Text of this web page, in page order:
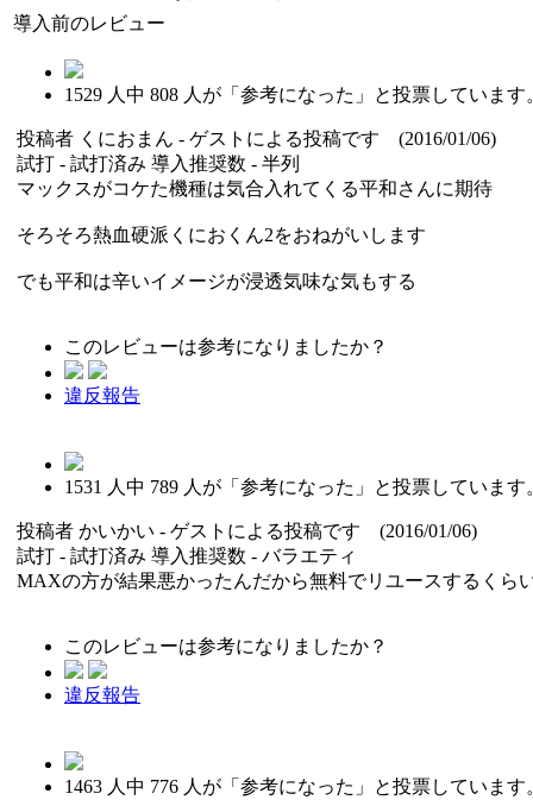
導入前のレビュー
1529 人中 808 人が「参考になった」と投票しています
投稿者 くにおまん - ゲストによる投稿です (2016/01/06)
試打 - 試打済み 導入推奨数 - 半列
マックスがコケた機種は気合入れてくる平和さんに期待
そろそろ熱血硬派くにおくん2をおねがいします
でも平和は辛いイメージが浸透気味な気もする
このレビューは参考になりましたか？
違反報告
1531 人中 789 人が「参考になった」と投票しています
投稿者 かいかい - ゲストによる投稿です (2016/01/06)
試打 - 試打済み 導入推奨数 - バラエティ
MAXの方が結果悪かったんだから無料でリユースするくら
このレビューは参考になりましたか？
違反報告
1463 人中 776 人が「参考になった」と投票しています